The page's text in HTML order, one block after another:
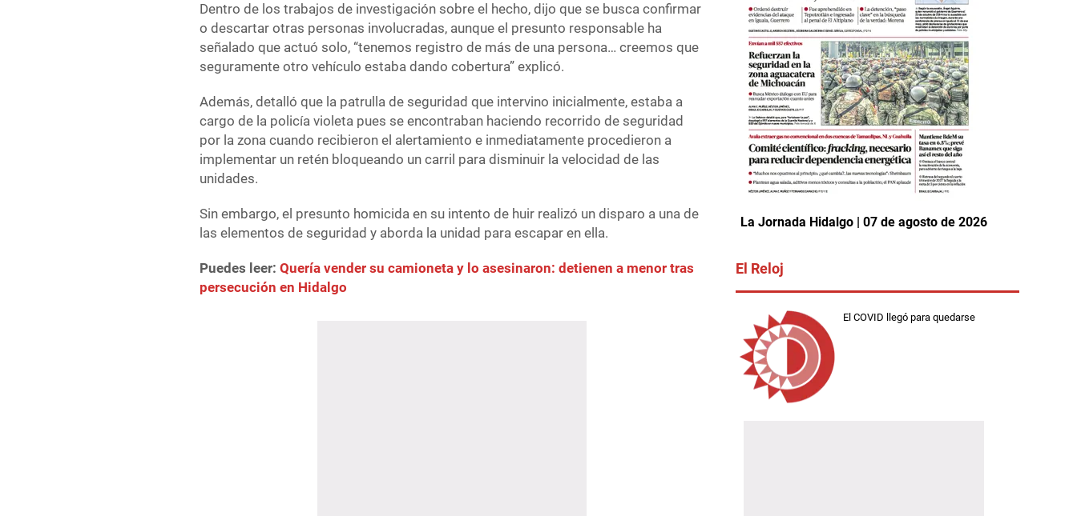
Dentro de los trabajos de investigación sobre el hecho, dijo que se busca confirmar
o descartar otras personas involucradas, aunque el presunto responsable ha
señalado que actuó solo, “tenemos registro de más de una persona… creemos que
seguramente otro vehículo estaba dando cobertura” explicó.
Además, detalló que la patrulla de seguridad que intervino inicialmente, estaba a
cargo de la policía violeta pues se encontraban haciendo recorrido de seguridad
por la zona cuando recibieron el alertamiento e inmediatamente procedieron a
implementar un retén bloqueando un carril para disminuir la velocidad de las
unidades.
Sin embargo, el presunto homicida en su intento de huir realizó un disparo a una de
las elementos de seguridad y aborda la unidad para escapar en ella.
Puedes leer:Quería vender su camioneta y lo asesinaron: detienen a menor tras
persecución en Hidalgo
La Jornada Hidalgo | 07 de agosto de 2026
El Reloj
El COVID llegó para quedarse